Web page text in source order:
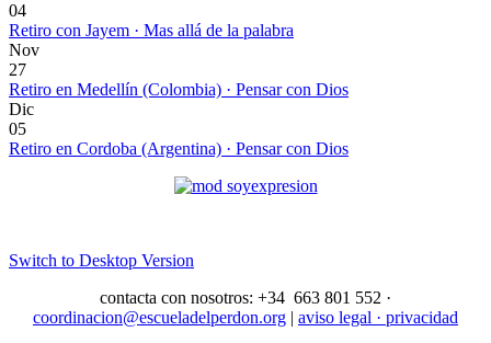
04
Retiro con Jayem · Mas allá de la palabra
Nov
27
Retiro en Medellín (Colombia) · Pensar con Dios
Dic
05
Retiro en Cordoba (Argentina) · Pensar con Dios
Switch to Desktop Version
contacta con nosotros: +34 663 801 552 ·
coordinacion@escueladelperdon.org | aviso legal · privacidad